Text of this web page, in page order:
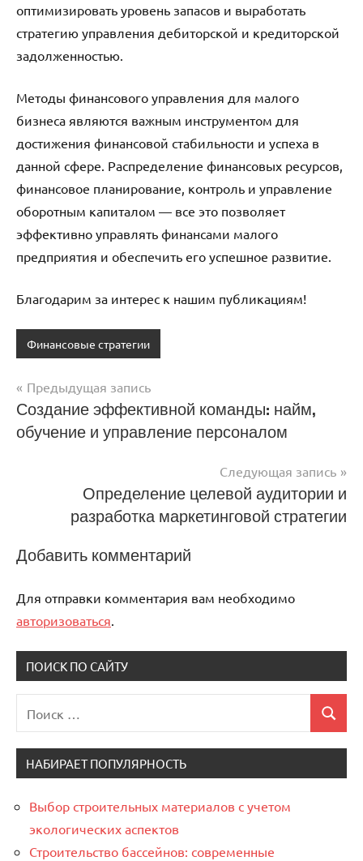
оптимизировать уровень запасов и выработать
стратегию управления дебиторской и кредиторской
задолженностью.
Методы финансового управления для малого
бизнеса являются важным инструментом для
достижения финансовой стабильности и успеха в
данной сфере. Распределение финансовых ресурсов,
финансовое планирование, контроль и управление
оборотным капиталом — все это позволяет
эффективно управлять финансами малого
предприятия и обеспечить его успешное развитие.
Благодарим за интерес к нашим публикациям!
Финансовые стратегии
Навигация
по
Предыдущая запись
Создание эффективной команды: найм,
обучение и управление персоналом
Следующая запись
Определение целевой аудитории и
разработка маркетинговой стратегии
Добавить комментарий
Для отправки комментария вам необходимо
авторизоваться.
ПОИСК ПО САЙТУ
для:
Поиск
НАБИРАЕТ ПОПУЛЯРНОСТЬ
Выбор строительных материалов с учетом
экологических аспектов
Строительство бассейнов: современные